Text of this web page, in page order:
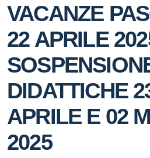
VACANZE
22 APRILE
DIDATTICHE
APRILE E 02
2025